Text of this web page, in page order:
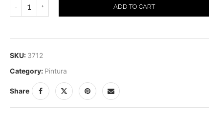
ADD TO CART
SKU: 3712
Category: Pintura
Share